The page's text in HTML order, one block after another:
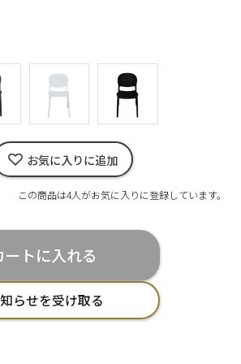
お気に入りに追加
この商品は4人がお気に入りに登録しています。
ートに入れる
らせを受け取る